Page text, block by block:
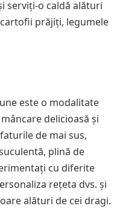
serviți-o caldă alături
prăjiți, legumele
este o modalitate
delicioasă și
de mai sus,
plină de
cu diferite
rețeta dvs. și
alături de cei dragi.